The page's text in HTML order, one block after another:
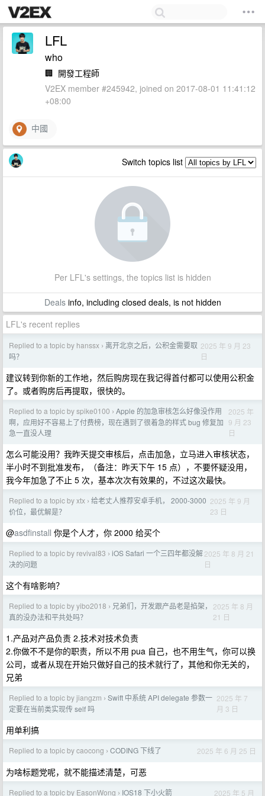
LFL
who
🏢 開發工程師
V2EX member #245942, joined on 2017-08-01 11:41:12
+08:00
中國
Switch topics list
Per LFL's settings, the topics list is hidden
Dealsinfo, including closed deals, is not hidden
LFL's recent replies
Replied to a topic by hanssx › 离开北京之后，公积金需要取
吗？
2025 年 9 月 23
日
建议转到你新的工作地，然后购房现在我记得首付都可以使用公积金
了。或者购房后再提取，很快的。
Replied to a topic by spike0100 › Apple 的加急审核怎么好像没作用
啊，应用好不容易上了付费榜，现在遇到了很着急的样式 bug 修复加
急一直没人理
2025 年
9 月 23
日
怎么可能没用？我昨天提交审核后，点击加急，立马进入审核状态，
半小时不到批准发布，（备注：昨天下午 15 点），不要怀疑没用，
我今年加急了不止 5 次，基本次次有效果的，不过这次最快。
Replied to a topic by xtx › 给老丈人推荐安卓手机， 2000-3000
价位，最优解是？
2025 年 9 月
23 日
@asdfinstall 你是个人才，你 2000 给买个
Replied to a topic by revival83 › iOS Safari 一个三四年都没解
决的问题
2025 年 8 月 21
日
这个有啥影响？
Replied to a topic by yibo2018 › 兄弟们，开发跟产品老是掐架，
真的没办法和平共处吗？
2025 年 8 月
21 日
1.产品对产品负责 2.技术对技术负责
2.你做不不是你的职责，所以不用 pua 自己，也不用生气，你可以换
公司，或者从现在开始只做好自己的技术就行了，其他和你无关的，
兄弟
Replied to a topic by jiangzm › Swift 中系统 API delegate 参数一
定要在当前类实现传 self 吗
2025 年 7
月 3 日
用单利搞
Replied to a topic by caocong › CODING 下线了 2025 年 6 月 25 日
为啥标题党呢，就不能描述清楚，可恶
Replied to a topic by EasonWong › IOS18 下小火箭 2025 年 5 月